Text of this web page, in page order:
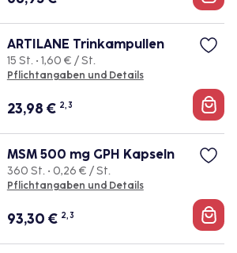
ARTILANE Trinkampullen
15 St. • 1,60 € / St.
Pflichtangaben und Details
23,98 € 2, 3
MSM 500 mg GPH Kapseln
360 St. • 0,26 € / St.
Pflichtangaben und Details
93,30 € 2, 3